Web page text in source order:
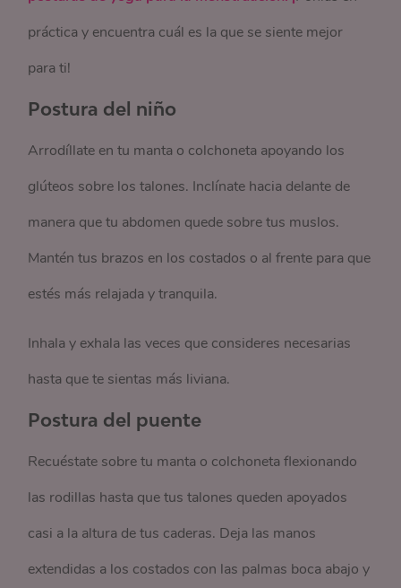
práctica y encuentra cuál es la que se siente mejor
para ti!
Postura del niño
Arrodíllate en tu manta o colchoneta apoyando los
glúteos sobre los talones. Inclínate hacia delante de
manera que tu abdomen quede sobre tus muslos.
Mantén tus brazos en los costados o al frente para que
estés más relajada y tranquila.
Inhala y exhala las veces que consideres necesarias
hasta que te sientas más liviana.
Postura del puente
Recuéstate sobre tu manta o colchoneta flexionando
las rodillas hasta que tus talones queden apoyados
casi a la altura de tus caderas. Deja las manos
extendidas a los costados con las palmas boca abajo y